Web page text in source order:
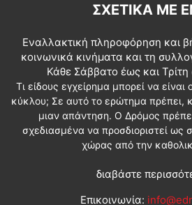
ΣΧΕΤΙΚΆ ΜΕ
Εναλλακτική πληροφόρηση και
κοινωνικά κινήματα και τη
Κάθε Σάββατο έως και Τρίτη
Τι είδους εγχείρημα μπορεί να
κύκλου; Σε αυτό το ερώτημα πρέπει,
μιαν απάντηση. Ο Δρόμος
σχεδιασμένα να προσδιοριστεί ως
χώρας από την
διαβάστε
Επικοινωνία: